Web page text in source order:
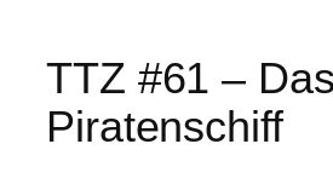
TTZ #61 –
Piratenschiff